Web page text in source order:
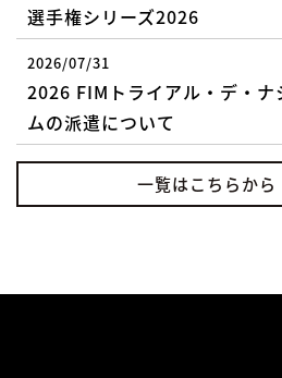
選手権シリーズ2026
2026/07/31
2026 FIMトライアル・デ・ナ
ムの派遣について
一覧はこちらから